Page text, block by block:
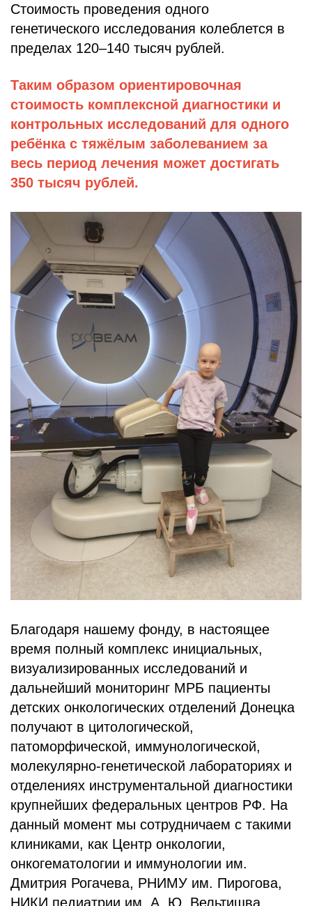
Стоимость проведения одного
генетического исследования колеблется в
пределах 120–140 тысяч рублей.
Таким образом ориентировочная
стоимость комплексной диагностики и
контрольных исследований для одного
ребёнка с тяжёлым заболеванием за
весь период лечения может достигать
350 тысяч рублей.
Благодаря нашему фонду, в настоящее
время полный комплекс инициальных,
визуализированных исследований и
дальнейший мониторинг МРБ пациенты
детских онкологических отделений Донецка
получают в цитологической,
патоморфической, иммунологической,
молекулярно-генетической лабораториях и
отделениях инструментальной диагностики
крупнейших федеральных центров РФ. На
данный момент мы сотрудничаем с такими
клиниками, как Центр онкологии,
онкогематологии и иммунологии им.
Дмитрия Рогачева, РНИМУ им. Пирогова,
НИКИ педиатрии им. А. Ю. Вельтищва,